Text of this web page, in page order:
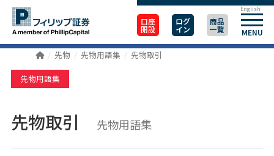
口座
開設
ログ
イン
商品
一覧 MENU
English
先物 先物用語集 先物取引
先物用語集
先物取引 先物用語集